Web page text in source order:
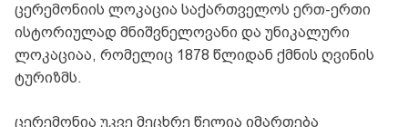
ცერემონიის ლოკაცია საქართველოს ერთ-ერთი
ისტორიულად მნიშვნელოვანი და უნიკალური
ლოკაციაა, რომელიც 1878 წლიდან ქმნის ღვინის
ტურიზმს.
ცერემონია უკვე მეცხრე წელია იმართება